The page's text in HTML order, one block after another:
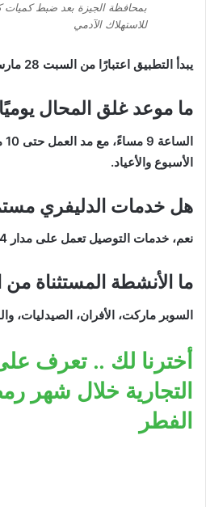
بمحافظة الجيزة بعد ضبط كميات
للاستهلاك الآدمي
يبدأ التطبيق اعتبارًا من السبت 28 مارس 2026 ولمدة شهر.
ما موعد غلق المحال
الأسبوع والأعياد.
هل خدمات الدليفري
نعم، خدمات التوصيل تعمل على مدار 24 ساعة دون توقف.
ما الأنشطة المستثناة من
السوبر ماركت، الأفران، الصيدليات،
أخترنا لك .. تعرف
التجارية خلال شهر
الفطر